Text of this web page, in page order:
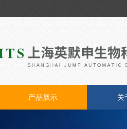
产品展示 关